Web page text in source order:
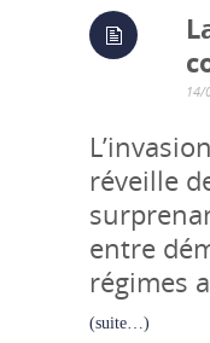
14/
réveille
entre
régimes
(suite…)